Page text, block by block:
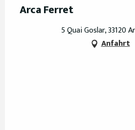
Arca Ferret
5 Quai Goslar, 33120
Anfahrt